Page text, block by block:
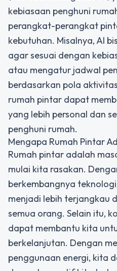
kebiasaan penghuni
perangkat-perangkat
kebutuhan. Misalnya, AI
agar sesuai dengan
atau mengatur jadwal
berdasarkan pola
rumah pintar dapat
yang lebih personal dan
penghuni rumah.
Mengapa Rumah Pintar
Rumah pintar adalah
mulai kita rasakan.
berkembangnya
menjadi lebih terjangkau
semua orang. Selain itu,
dapat membantu kita
berkelanjutan. Dengan
penggunaan energi, kita